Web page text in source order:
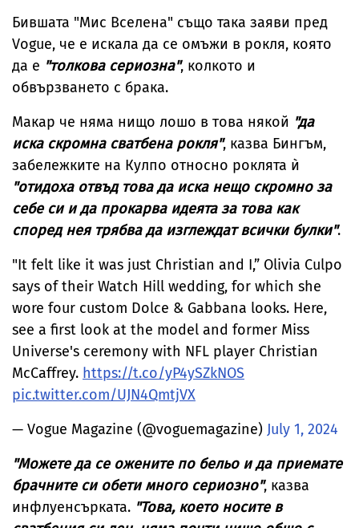
Бившата "Мис Вселена" също така заяви пред
Vogue, че е искала да се омъжи в рокля, която
да е "толкова сериозна", колкото и
обвързването с брака.
Макар че няма нищо лошо в това някой "да
иска скромна сватбена рокля", казва Бингъм,
забележките на Кулпо относно роклята ѝ
"отидоха отвъд това да иска нещо скромно за
себе си и да прокарва идеята за това как
според нея трябва да изглеждат всички булки".
"It felt like it was just Christian and I,” Olivia Culpo
says of their Watch Hill wedding, for which she
wore four custom Dolce & Gabbana looks. Here,
see a first look at the model and former Miss
Universe's ceremony with NFL player Christian
McCaffrey. https://t.co/yP4ySZkNOS
pic.twitter.com/UJN4QmtjVX
— Vogue Magazine (@voguemagazine) July 1, 2024
"Можете да се ожените по бельо и да приемате
брачните си обети много сериозно", казва
инфлуенсърката. "Това, което носите в